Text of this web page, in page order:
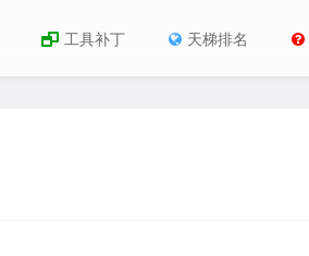
工具补丁 天梯排名